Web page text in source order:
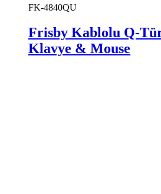
FK-4840QU
Frisby Kablolu Q-
Klavye & Mouse